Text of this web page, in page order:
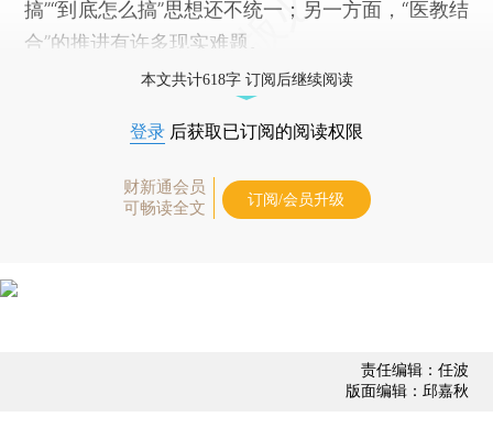
搞”“到底怎么搞”思想还不统一；另一方面，“医教结
合”的推进有许多现实难题。
本文共计618字 订阅后继续阅读
登录 后获取已订阅的阅读权限
财新通会员
可畅读全文
订阅/会员升级
责任编辑：任波
版面编辑：邱嘉秋